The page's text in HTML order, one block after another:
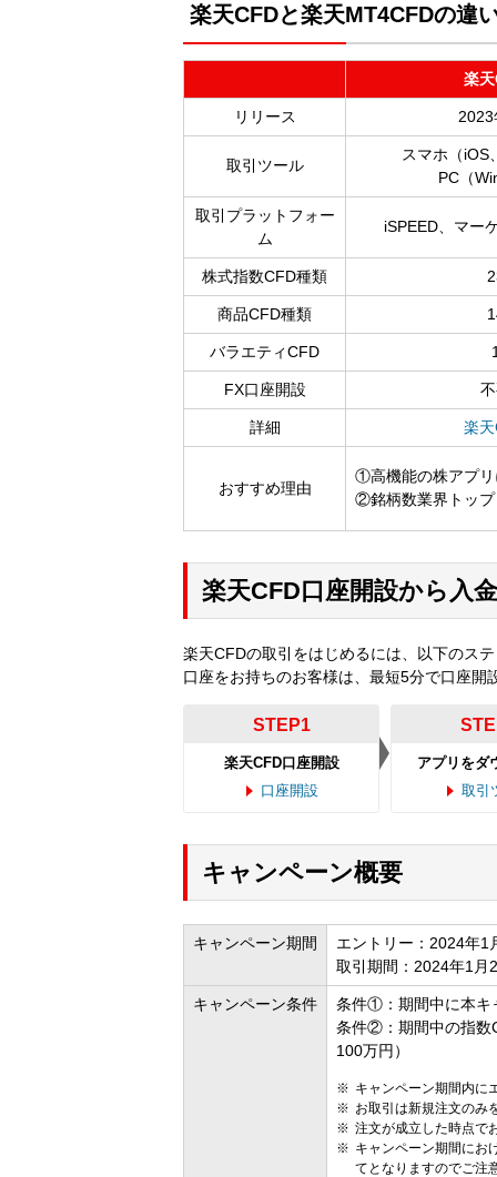
楽天CFDと楽天MT4CFDの違
楽
リリース 2023
取引ツール
スマホ（iOS
PC（
取引プラットフォー
ム
iSPEED、マー
株式指数CFD種類
商品CFD種類
バラエティCFD
FX口座開設
詳細 楽
おすすめ理由
①高機能の株アプリ
②銘柄数業界トップ
楽天CFD口座開設から入
楽天CFDの取引をはじめるには、以下のス
口座をお持ちのお客様は、最短5分で口座開
STEP1
楽天CFD口座開設
口座開設
アプリをダ
取引
キャンペーン概要
キャンペーン期間
エントリー：2024年1
取引期間：2024年1月
キャンペーン条件
条件①：期間中に本キ
条件②：期間中の指数
100万円）
キャンペーン期間内に
お取引は新規注文のみ
注文が成立した時点で
キャンペーン期間にお
てとなりますのでご注